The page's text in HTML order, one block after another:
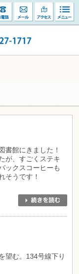
書館にきました！
が、すごくステキ
ックスコーヒーも
そうです！
望む。134号線下り